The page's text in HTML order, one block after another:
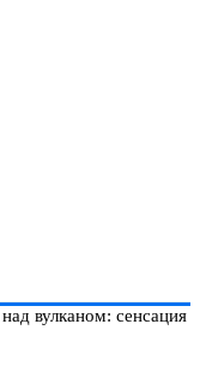
вулканом: сенсация